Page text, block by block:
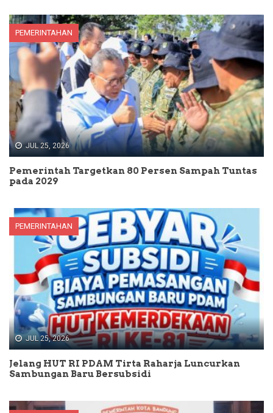
PEMERINTAHAN
JUL 25, 2026
Pemerintah Targetkan 80 Persen Sampah Tuntas
pada 2029
PEMERINTAHAN
JUL 25, 2026
Jelang HUT RI PDAM Tirta Raharja Luncurkan
Sambungan Baru Bersubsidi